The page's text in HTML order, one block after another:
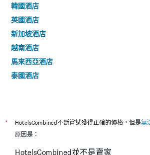
韓國酒店
英國酒店
新加坡酒店
越南酒店
馬來西亞酒店
泰國酒店
* HotelsCombined不斷嘗試獲得正確的價格，但是無
原因是：
HotelsCombined並不是賣家